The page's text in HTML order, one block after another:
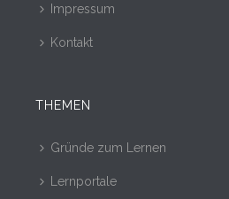
Impressum
Kontakt
THEMEN
Gründe zum Lernen
Lernportale